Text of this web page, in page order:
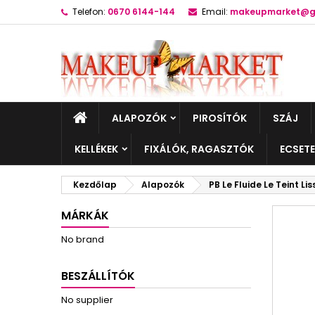
Telefon: 0670 6144-144 Email:
ALAPOZÓK PIROSÍTÓK SZÁJ
KELLÉKEK FIXÁLÓK, RAGASZTÓK
Kezdőlap Alapozók PB Le Fluide Le Teint
MÁRKÁK
No brand
BESZÁLLÍTÓK
No supplier